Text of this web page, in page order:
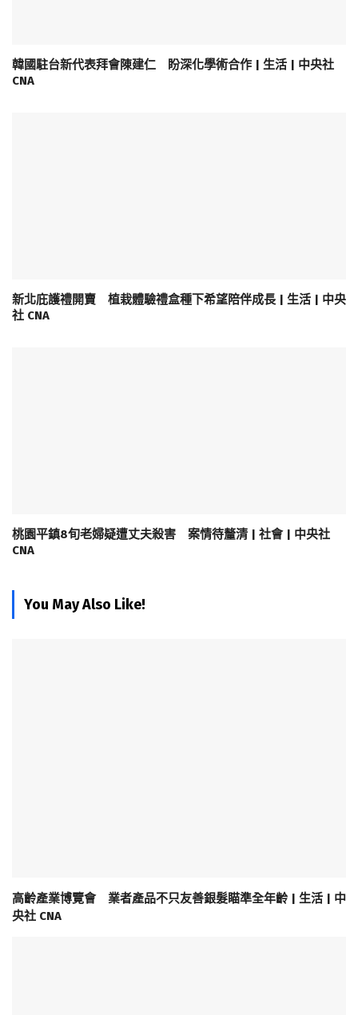
韓國駐台新代表拜會陳建仁 盼深化學術合作 | 生活 | 中央社
CNA
新北庇護禮開賣 植栽體驗禮盒種下希望陪伴成長 | 生活 | 中央
社 CNA
桃園平鎮8旬老婦疑遭丈夫殺害 案情待釐清 | 社會 | 中央社
CNA
You May Also Like!
高齡產業博覽會 業者產品不只友善銀髮瞄準全年齡 | 生活 | 中
央社 CNA